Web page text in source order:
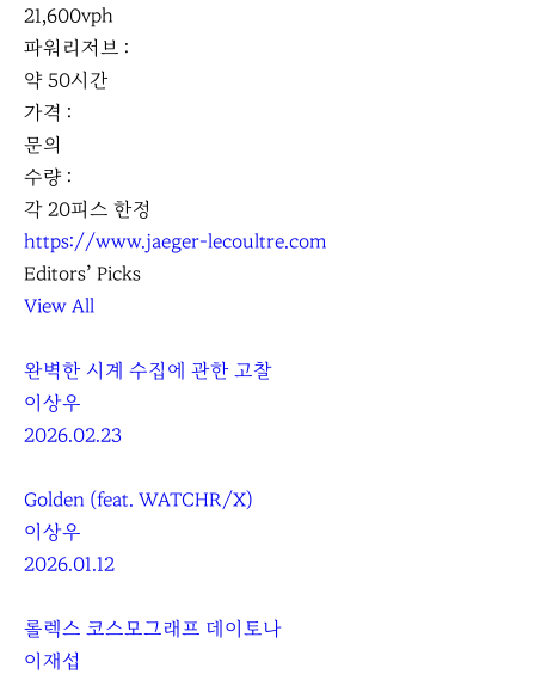
21,600vph
파워리저브 :
약 50시간
가격 :
문의
수량 :
각 20피스 한정
https://www.jaeger-lecoultre.com
Editors’ Picks
View All
완벽한 시계 수집에 관한 고찰
이상우
2026.02.23
Golden (feat. WATCHR/X)
이상우
2026.01.12
롤렉스 코스모그래프 데이토나
이재섭